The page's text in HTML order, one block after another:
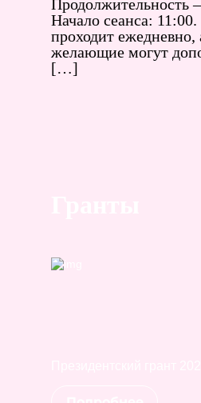
Продолжительность
Начало сеанса:
проходит ежедневно,
желающие могут
[…]